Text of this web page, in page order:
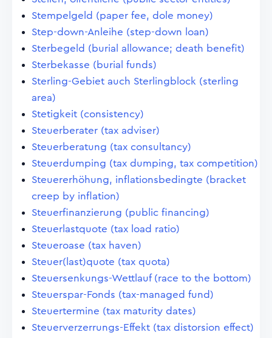
Stempelgeld (paper fee, dole money)
Step-down-Anleihe (step-down loan)
Sterbegeld (burial allowance; death benefit)
Sterbekasse (burial funds)
Sterling-Gebiet auch Sterlingblock (sterling
area)
Stetigkeit (consistency)
Steuerberater (tax adviser)
Steuerberatung (tax consultancy)
Steuerdumping (tax dumping, tax competition)
Steuererhöhung, inflationsbedingte (bracket
creep by inflation)
Steuerfinanzierung (public financing)
Steuerlastquote (tax load ratio)
Steueroase (tax haven)
Steuer(last)quote (tax quota)
Steuersenkungs-Wettlauf (race to the bottom)
Steuerspar-Fonds (tax-managed fund)
Steuertermine (tax maturity dates)
Steuerverzerrungs-Effekt (tax distorsion effect)